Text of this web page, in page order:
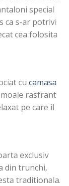
special
ca s-ar potrivi
cea folosita
cu camasa
rasfrant
pe care il
exclusiv
din trunchi,
traditionala.